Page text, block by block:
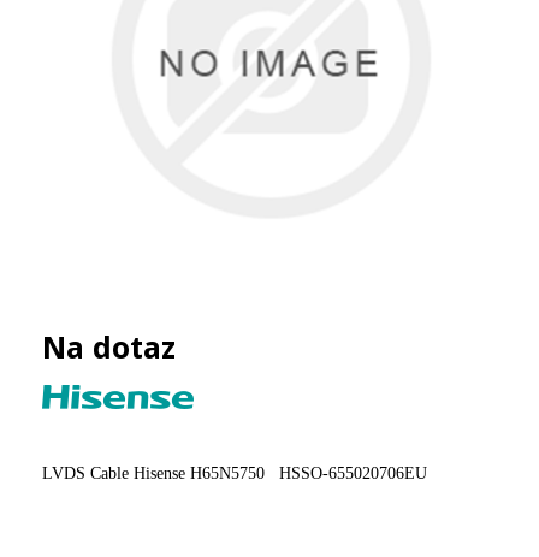
Na dotaz
LVDS Cable Hisense H65N5750 HSSO-655020706EU